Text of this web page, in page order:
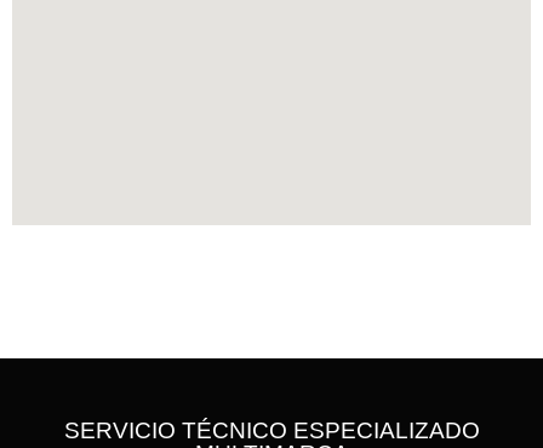
SERVICIO TÉCNICO ESPECIALIZADO